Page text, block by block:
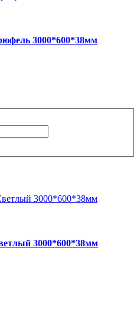
3000*600*38мм
3000*600*38мм